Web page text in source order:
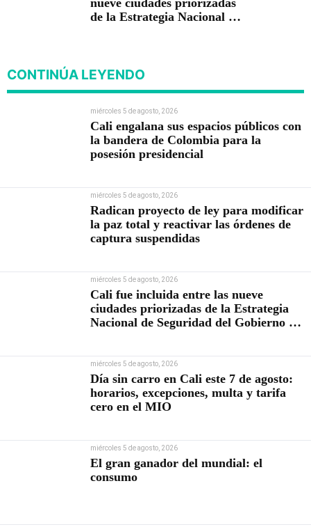
nueve ciudades priorizadas
de la Estrategia Nacional de
CONTINÚA LEYENDO
miércoles 5 de agosto, 2026
Cali engalana sus espacios públicos con
la bandera de Colombia para la
posesión presidencial
miércoles 5 de agosto, 2026
Radican proyecto de ley para modificar
la paz total y reactivar las órdenes de
captura suspendidas
miércoles 5 de agosto, 2026
Cali fue incluida entre las nueve
ciudades priorizadas de la Estrategia
Nacional de Seguridad del Gobierno de
miércoles 5 de agosto, 2026
Día sin carro en Cali este 7 de agosto:
horarios, excepciones, multa y tarifa
cero en el MIO
miércoles 5 de agosto, 2026
El gran ganador del mundial: el
consumo